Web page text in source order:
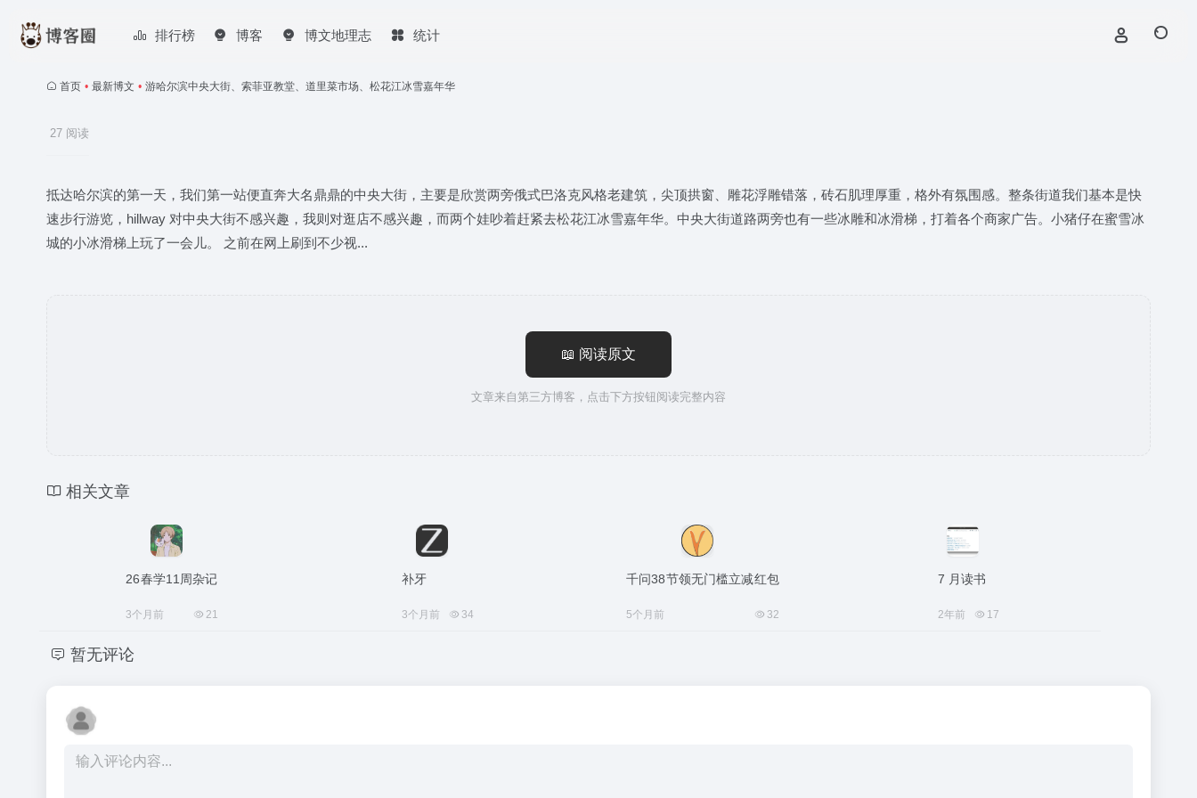
排行榜 博客 博文地理志 统计
首页 • 最新博文 • 游哈尔滨中央大街、索菲亚教堂、道里菜市场、松花江冰雪嘉年华
27 阅读
抵达哈尔滨的第一天，我们第一站便直奔大名鼎鼎的中央大街，主要是欣赏两旁俄式巴洛克风格老建筑，尖顶拱窗、雕花浮雕错落，砖石肌理厚重，格外有氛围感。整条街道我们基本是快
速步行游览，hillway 对中央大街不感兴趣，我则对逛店不感兴趣，而两个娃吵着赶紧去松花江冰雪嘉年华。中央大街道路两旁也有一些冰雕和冰滑梯，打着各个商家广告。小猪仔在蜜雪冰
城的小冰滑梯上玩了一会儿。 之前在网上刷到不少视...
📖 阅读原文
文章来自第三方博客，点击下方按钮阅读完整内容
相关文章
26春学11周杂记
3个月前 21
补牙
3个月前 34
千问38节领无门槛立减红包
5个月前 32
7 月读书
2年前 17
暂无评论